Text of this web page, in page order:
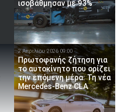
ισοβάθμησαν με 93%
2 Απριλίου 2026 09:00
Πρωτοφανής ζήτηση για
το αυτοκίνητο που ορίζει
την επόμενη μέρα: Τη νέα
Mercedes-Benz CLA